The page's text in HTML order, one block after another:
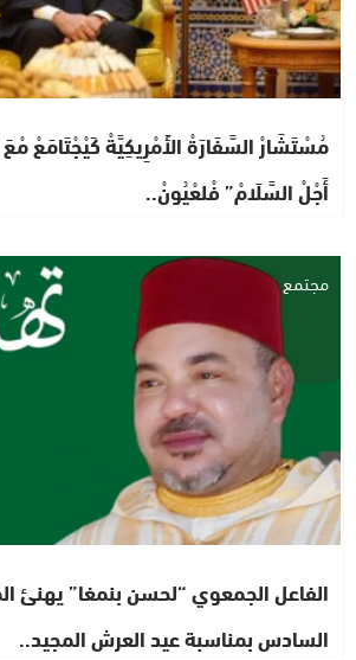
مُسْتَشَارْ السَّفَارَةْ الأَمْرِيكِيَّةْ كَيْجْتَامَعْ
أَجْلْ السَّلَامْ” فْلعْيُونْ..
مجتمع
الفاعل الجمعوي “لحسن بنمغا” يهنئ
السادس بمناسبة عيد العرش المجيد..